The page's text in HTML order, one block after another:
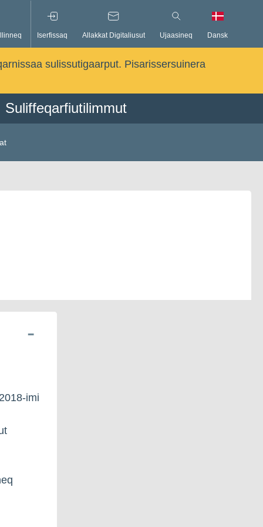
Iserfissaq Allakkat Digitaliusut Ujaasineq Dansk
sulissutigaarput. Pisarissersuinera
Suliffeqarfiutilimmut
imi